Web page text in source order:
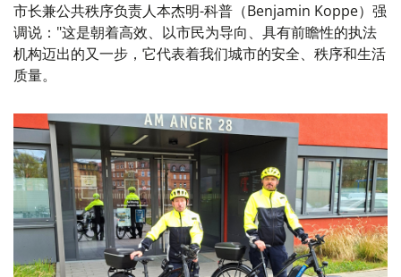
市长兼公共秩序负责人本杰明-科普（Benjamin Koppe）强
调说："这是朝着高效、以市民为导向、具有前瞻性的执法
机构迈出的又一步，它代表着我们城市的安全、秩序和生活
质量。